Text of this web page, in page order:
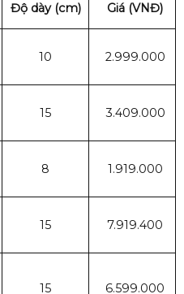
Độ dày (cm) Giá (VNĐ)
10 2.999.000
15 3.409.000
8 1.919.000
15 7.919.400
15 6.599.000